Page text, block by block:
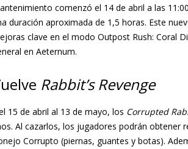
comenzó el 14 de abril a las
duración aproximada de 1,5 horas. Este
clave en el modo Outpost Rush: Coral
en Aeternum.
Rabbit’s Revenge
15 de abril al 13 de mayo, los Corrupted
Al cazarlos, los jugadores podrán obtener
Corrupto (piernas, guantes y botas).